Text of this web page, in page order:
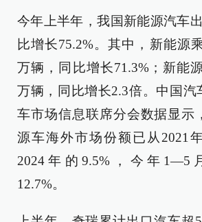
今年上半年，我国新能源汽车
比增长75.2%。其中，新能源
万辆，同比增长71.3%；新能
万辆，同比增长2.3倍。中国汽
车市场信息联席分会数据显示
源车海外市场份额已从2021
2024年的9.5%，今年1—5
12.7%。